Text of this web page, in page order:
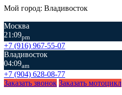
Мой город: Владивосток
Москва
21:09pm
+7 (916) 967-55-07
Владивосток
04:09am
+7 (904) 628-08-77
Заказать звонок Заказать мотоцикл